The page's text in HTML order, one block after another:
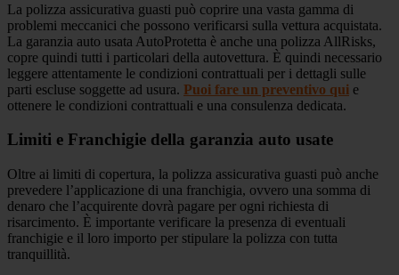
La polizza assicurativa guasti può coprire una vasta gamma di
problemi meccanici che possono verificarsi sulla vettura acquistata.
La garanzia auto usata AutoProtetta è anche una polizza AllRisks,
copre quindi tutti i particolari della autovettura. È quindi necessario
leggere attentamente le condizioni contrattuali per i dettagli sulle
parti escluse soggette ad usura. Puoi fare un preventivo qui e
ottenere le condizioni contrattuali e una consulenza dedicata.
Limiti e Franchigie della garanzia auto usate
Oltre ai limiti di copertura, la polizza assicurativa guasti può anche
prevedere l’applicazione di una franchigia, ovvero una somma di
denaro che l’acquirente dovrà pagare per ogni richiesta di
risarcimento. È importante verificare la presenza di eventuali
franchigie e il loro importo per stipulare la polizza con tutta
tranquillità.